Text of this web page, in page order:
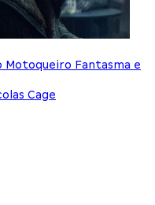
Motoqueiro Fantasma e
Cage